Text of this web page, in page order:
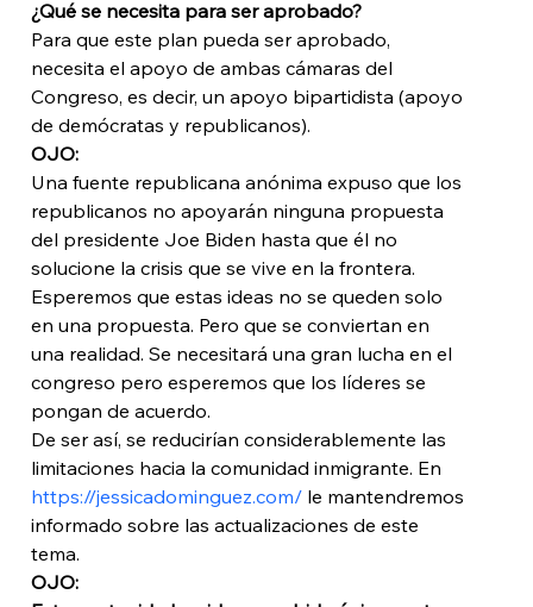
¿Qué se necesita para ser aprobado?
Para que este plan pueda ser aprobado,
necesita el apoyo de ambas cámaras del
Congreso, es decir, un apoyo bipartidista (apoyo
de demócratas y republicanos).
OJO:
Una fuente republicana anónima expuso que los
republicanos no apoyarán ninguna propuesta
del presidente Joe Biden hasta que él no
solucione la crisis que se vive en la frontera.
Esperemos que estas ideas no se queden solo
en una propuesta. Pero que se conviertan en
una realidad. Se necesitará una gran lucha en el
congreso pero esperemos que los líderes se
pongan de acuerdo.
De ser así, se reducirían considerablemente las
limitaciones hacia la comunidad inmigrante. En
https://jessicadominguez.com/ le mantendremos
informado sobre las actualizaciones de este
tema.
OJO: